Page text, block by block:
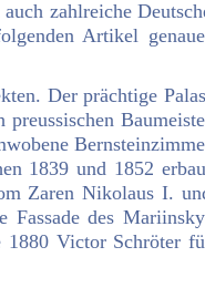
zahlreiche
Artikel
Der prächtige
1839 und 1852
Zaren Nikolaus I.
des
1880 Victor Schröter